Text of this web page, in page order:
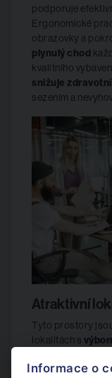
podporuje
Ergonomické
obrazovky a
plynulý chod
kvalitního
snižuje
sezením a
Atraktivní
Tyto prostory
lokalitách s
kulturních
Informace o